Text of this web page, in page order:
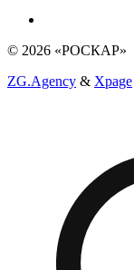
© 2026 «РОСКАР»
ZG.Agency & Xpage